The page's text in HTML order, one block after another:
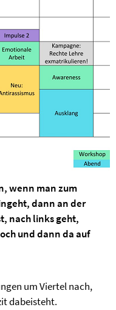
wenn man zum
dann an der
nach links geht,
und dann da auf
um Viertel nach,
dabeisteht.